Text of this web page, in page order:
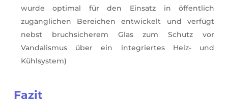
wurde optimal für den Einsatz in öffentlich
zugänglichen Bereichen entwickelt und verfügt
nebst bruchsicherem Glas zum Schutz vor
Vandalismus über ein integriertes Heiz- und
Kühlsystem)
Fazit